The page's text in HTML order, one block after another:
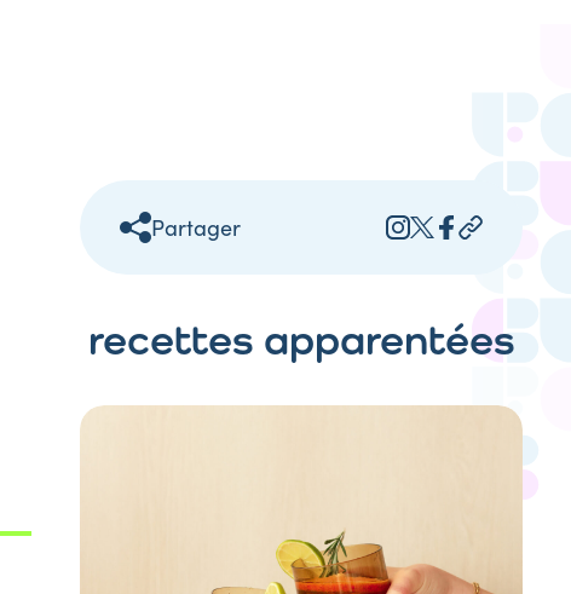
Partager
recettes apparentées